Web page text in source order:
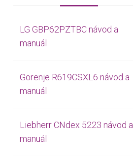
LG GBP62PZTBC návod a
manuál
Gorenje R619CSXL6 návod a
manuál
Liebherr CNdex 5223 návod a
manuál